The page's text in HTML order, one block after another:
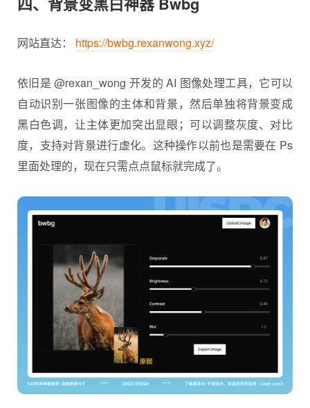
网站直达： https://bwbg.rexanwong.xyz/
依旧是 @rexan_wong 开发的 AI 图像处理工具，它可以
自动识别一张图像的主体和背景，然后单独将背景变成
黑白色调，让主体更加突出显眼；可以调整灰度、对比
度，支持对背景进行虚化。这种操作以前也是需要在 Ps
里面处理的，现在只需点点鼠标就完成了。